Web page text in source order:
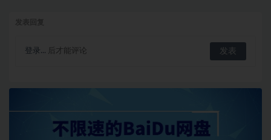
登录... 后才能评论